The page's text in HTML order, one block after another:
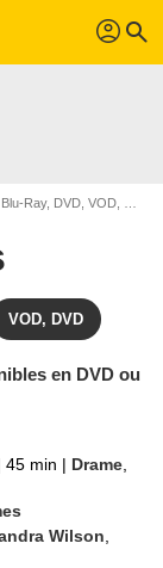
profil search
DVD, VOD, SVOD
VOD, DVD
en DVD ou
45 min | Drame
Wilson